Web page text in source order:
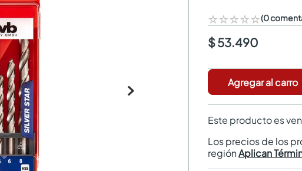
☆☆☆☆☆(0
$ 53.490
Agregar al carro
Este producto es
Los precios de los
regiónAplican
neveras